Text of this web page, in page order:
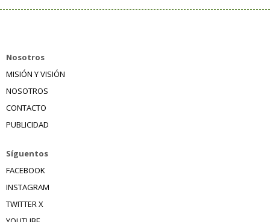
Nosotros
MISIÓN Y VISIÓN
NOSOTROS
CONTACTO
PUBLICIDAD
Síguentos
FACEBOOK
INSTAGRAM
TWITTER X